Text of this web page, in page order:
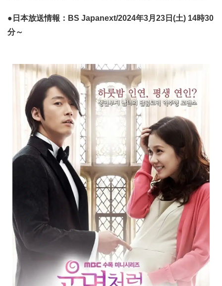
●日本放送情報：BS Japanext/2024年3月23日(土) 14時30
分～